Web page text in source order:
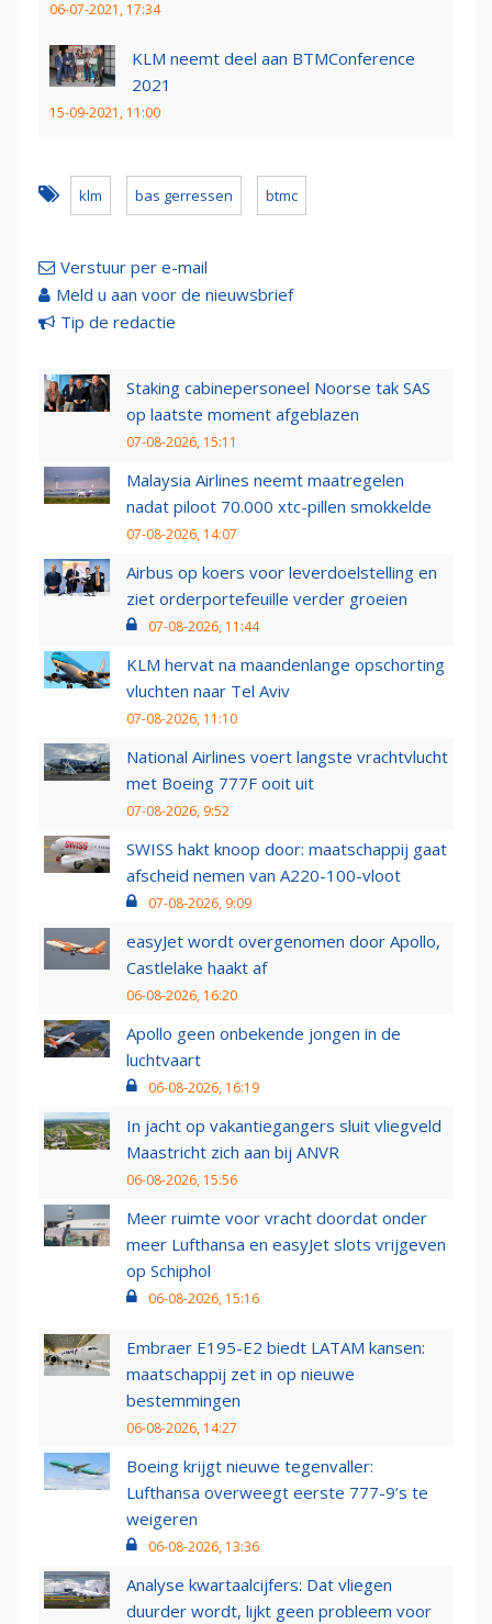
06-07-2021, 17:34
KLM neemt deel aan BTMConference
2021
15-09-2021, 11:00
klm bas gerressen btmc
Verstuur per e-mail
Meld u aan voor de nieuwsbrief
Tip de redactie
Staking cabinepersoneel Noorse tak SAS
op laatste moment afgeblazen
07-08-2026, 15:11
Malaysia Airlines neemt maatregelen
nadat piloot 70.000 xtc-pillen smokkelde
07-08-2026, 14:07
Airbus op koers voor leverdoelstelling en
ziet orderportefeuille verder groeien
07-08-2026, 11:44
KLM hervat na maandenlange opschorting
vluchten naar Tel Aviv
07-08-2026, 11:10
National Airlines voert langste vrachtvlucht
met Boeing 777F ooit uit
07-08-2026, 9:52
SWISS hakt knoop door: maatschappij gaat
afscheid nemen van A220-100-vloot
07-08-2026, 9:09
easyJet wordt overgenomen door Apollo,
Castlelake haakt af
06-08-2026, 16:20
Apollo geen onbekende jongen in de
luchtvaart
06-08-2026, 16:19
In jacht op vakantiegangers sluit vliegveld
Maastricht zich aan bij ANVR
06-08-2026, 15:56
Meer ruimte voor vracht doordat onder
meer Lufthansa en easyJet slots vrijgeven
op Schiphol
06-08-2026, 15:16
Embraer E195-E2 biedt LATAM kansen:
maatschappij zet in op nieuwe
bestemmingen
06-08-2026, 14:27
Boeing krijgt nieuwe tegenvaller:
Lufthansa overweegt eerste 777-9’s te
weigeren
06-08-2026, 13:36
Analyse kwartaalcijfers: Dat vliegen
duurder wordt, lijkt geen probleem voor